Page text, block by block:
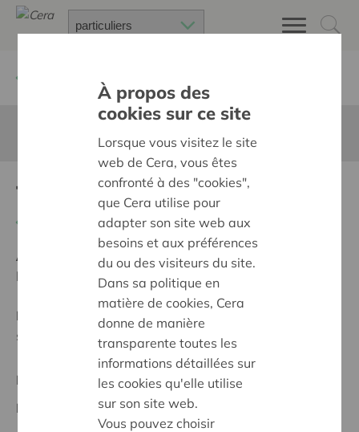
Cette page n'est pas traduite en francais
ToolBoxcoaching
Ambition:
Une société solidaire et respectueuse, sans
barrières
Programme:
Formation et sensibilisation à la
solidarité et à l'(in)égalité sociale
Project national
Dates:
01/07/2024 - 31/12/2025
À propos des
cookies sur ce site
Lorsque vous visitez le site
web de Cera, vous êtes
confronté à des "cookies",
que Cera utilise pour
adapter son site web aux
besoins et aux préférences
du ou des visiteurs du site.
Dans sa politique en
matière de cookies, Cera
donne de manière
transparente toutes les
informations détaillées sur
les cookies qu'elle utilise
sur son site web.
Vous pouvez choisir